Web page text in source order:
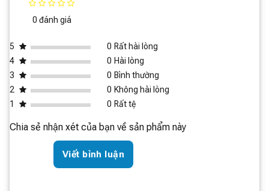
Kích thước
sản phẩm
Kích thước
đóng gói
98 x 98 x 112mm
Khối lượng
165g
Thương hiệu
Lumias
0 đánh giá
5 0 Rất hài lòng
4
0 Hài lòng
3
0 Bình thường
2
0 Không hài lòng
1
0 Rất tệ
Chia sẻ nhận xét của bạn về sản phẩm này
Viết bình luận